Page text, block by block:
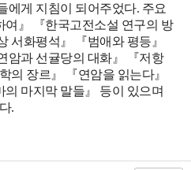
에게 지침이 되어주었다. 주요
여』 『한국고전소설 연구의 방
서화평석』 『범애와 평등』
암과 선귤당의 대화』 『저항
의 장르』 『연암을 읽는다』
의 마지막 말들』 등이 있으며
.